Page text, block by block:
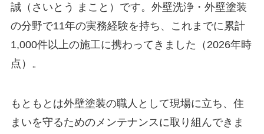
誠（さいとう まこと）です。外壁洗浄・外壁塗装
の分野で11年の実務経験を持ち、これまでに累計
1,000件以上の施工に携わってきました（2026年時
点）。
もともとは外壁塗装の職人として現場に立ち、住
まいを守るためのメンテナンスに取り組んできま